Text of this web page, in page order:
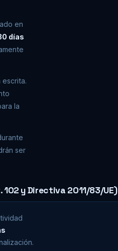
en
días
la
ser
102 y Directiva 2011/83/UE)